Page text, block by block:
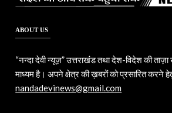
ABOUT US
“नन्दा देवी न्यूज़” उत्तराखंड तथा देश-विदेश की
माध्यम है। अपने क्षेत्र की ख़बरों को प्रसारित करने
nandadevinews@gmail.com